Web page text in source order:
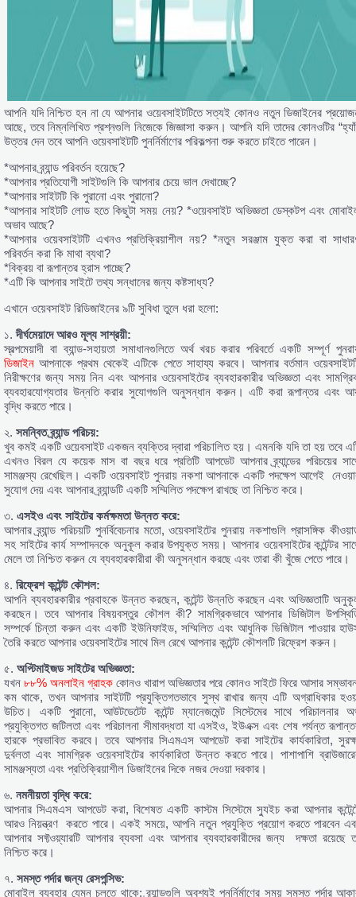
আপনি যদি নিশ্চিত হন না যে আপনার ওয়েবসাইটটিতে সত্যই কোনও নতুন ডিজাইনের
আছে, তবে নিম্নলিখিত প্রশ্নগুলি নিজেকে জিজ্ঞাসা করুন। আপনি যদি তাদের কোনওটির
উত্তর দেন তবে আপনি ওয়েবসাইটটি পুনর্নির্মাণের পরিকল্পনা শুরু করতে চাইতে পারেন।
*আপনার ব্র্যান্ড পরিবর্তন হয়েছে?
*আপনার প্রতিযোগী সাইটগুলি কি আপনার চেয়ে ভাল দেখাচ্ছে?
*আপনার সাইটটি কি পুরানো এবং পুরানো?
*আপনার সাইটটি লোড হতে কিছুটা সময় নেয়? *ওয়েবসাইট অভিজ্ঞতা ডেস্কটপ এবং
অভাব আছে?
*আপনার ওয়েবসাইটটি এখনও প্রতিক্রিয়াশীল নয়? *নতুন সরঞ্জাম যুক্ত করা বা
পরিবর্তন করা কি মাথা ব্যথা?
*বিক্রয় বা রূপান্তর হ্রাস পাচ্ছে?
*এটি কি আপনার সাইটে তথ্য সন্ধানের জন্য কষ্টসাধ্য?
এখানে ওয়েবসাইট রিডিজাইনের ৯টি সুবিধা তুলে ধরা হলো:
১.দীর্ঘমেয়াদে আরও মূল্য সাশ্রয়ী:
স্বল্পমেয়াদী বা ব্যান্ড-সহায়তা সমাধানগুলিতে অর্থ খরচ করার পরিবর্তে একটি সম্পূর্ণ
ডিজাইন আপনাকে প্রথম থেকেই এটিকে পেতে সাহায্য করবে। আপনার বর্তমান
নিরীক্ষণের জন্য সময় নিন এবং আপনার ওয়েবসাইটের ব্যবহারকারীর অভিজ্ঞতা এবং
ব্যবহারযোগ্যতার উন্নতি করার সুযোগগুলি অনুসন্ধান করুন। এটি করা রূপান্তর এবং
বৃদ্ধি করতে পারে।
২. সমন্বিত ব্র্যান্ড পরিচয়:
খুব কমই একটি ওয়েবসাইট একজন ব্যক্তির দ্বারা পরিচালিত হয়। এমনকি যদি তা হয় তবে
এখনও বিরল যে কয়েক মাস বা বছর ধরে প্রতিটি আপডেট আপনার ব্র্যান্ডের পরিচয়ের
সামঞ্জস্য রেখেছিল। একটি ওয়েবসাইট পুনরায় নকশা আপনাকে একটি পদক্ষেপ আগেই
সুযোগ দেয় এবং আপনার ব্র্যান্ডটি একটি সম্মিলিত পদক্ষেপ রাখছে তা নিশ্চিত করে।
৩. এসইও এবং সাইটের কর্মক্ষমতা উন্নত করে:
আপনার ব্র্যান্ড পরিচয়টি পুনর্বিবেচনার মতো, ওয়েবসাইটের পুনরায় নকশাগুলি প্রাসঙ্গিক
সহ সাইটের কার্য সম্পাদনকে অনুকূল করার উপযুক্ত সময়। আপনার ওয়েবসাইটের কন্টেন্টর
মেলে তা নিশ্চিত করুন যে ব্যবহারকারীরা কী অনুসন্ধান করছে এবং তারা কী খুঁজে পেতে পারে।
৪. রিফ্রেশ কন্টেন্ট কৌশল:
আপনি ব্যবহারকারীর প্রবাহকে উন্নত করছেন, কন্টেন্ট উন্নতি করছেন এবং অভিজ্ঞতাটি
করছেন। তবে আপনার বিষয়বস্তুর কৌশল কী? সামগ্রিকভাবে আপনার ডিজিটাল
সম্পর্কে চিন্তা করুন এবং একটি ইউনিফাইড, সম্মিলিত এবং আধুনিক ডিজিটাল পাওয়ার
তৈরি করতে আপনার ওয়েবসাইটের সাথে মিল রেখে আপনার কন্টেন্ট কৌশলটি রিফ্রেশ করুন।
৫. অপ্টিমাইজড সাইটের অভিজ্ঞতা:
যখন ৮৮% অনলাইন গ্রাহক কোনও খারাপ অভিজ্ঞতার পরে কোনও সাইটে ফিরে আসার
কম থাকে, তখন আপনার সাইটটি প্রযুক্তিগতভাবে সুস্থ রাখার জন্য এটি অগ্রাধিকার
উচিত। একটি পুরানো, আউটডেটেট কন্টেন্ট ম্যানেজমেন্ট সিস্টেমের সাথে পরিচালনার
প্রযুক্তিগত জটিলতা এবং পরিচালনা সীমাবদ্ধতা যা এসইও, ইউএক্স এবং শেষ পর্যন্ত
হারকে প্রভাবিত করবে। তবে আপনার সিএমএস আপডেট করা সাইটের কার্যকারিতা,
দুর্বলতা এবং সামগ্রিক ওয়েবসাইটের কার্যকারিতা উন্নত করতে পারে। পাশাপাশি
সামঞ্জস্যতা এবং প্রতিক্রিয়াশীল ডিজাইনের দিকে নজর দেওয়া দরকার।
৬. নমনীয়তা বৃদ্ধি করে:
আপনার সিএমএস আপডেট করা, বিশেষত একটি কাস্টম সিস্টেমে স্যুইচ করা আপনার
আরও নিয়ন্ত্রণ করতে পারে। একই সময়ে, আপনি নতুন প্রযুক্তি প্রয়োগ করতে পারবেন
আপনার সফ্টওয়্যারটি আপনার ব্যবসা এবং আপনার ব্যবহারকারীদের জন্য দক্ষতা রয়েছে
নিশ্চিত করে।
৭. সমস্ত পর্দার জন্য রেসপন্সিভ:
মোবাইল ব্যবহার যেমন চলতে থাকে; ব্র্যান্ডগুলি অবশ্যই পুনর্নির্মাণের সময় সমস্ত পর্দার